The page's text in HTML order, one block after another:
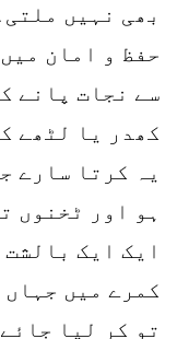
بھی نہیں
حفظ و امان
سے نجات پانے
کھدر یا لٹھے
یہ کرتا سارے
ہو اور ٹخنوں
ایک ایک
کمرے میں
تو کر لیا